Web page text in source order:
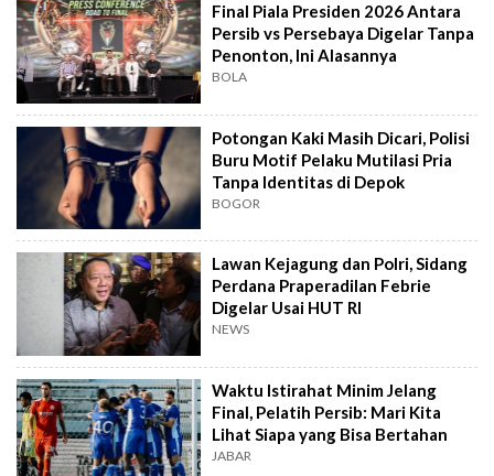
Final Piala Presiden 2026 Antara
Persib vs Persebaya Digelar Tanpa
Penonton, Ini Alasannya
BOLA
Potongan Kaki Masih Dicari, Polisi
Buru Motif Pelaku Mutilasi Pria
Tanpa Identitas di Depok
BOGOR
Lawan Kejagung dan Polri, Sidang
Perdana Praperadilan Febrie
Digelar Usai HUT RI
NEWS
Waktu Istirahat Minim Jelang
Final, Pelatih Persib: Mari Kita
Lihat Siapa yang Bisa Bertahan
JABAR